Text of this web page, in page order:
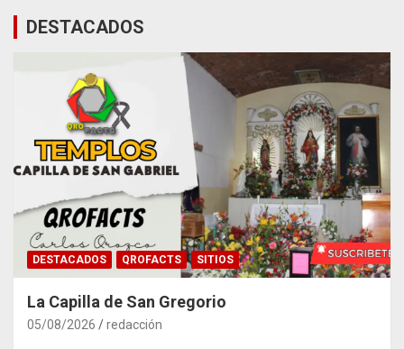
DESTACADOS
DESTACADOS QROFACTS SITIOS
La Capilla de San Gregorio
05/08/2026 redacción